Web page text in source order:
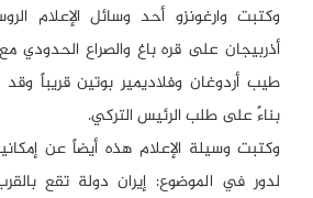
وكتبت وارغونزو أحد وسائل الإعلام
أذربيجان على قره باغ والصراع الحدودي
طيب أردوغان وفلاديمير بوتين قريباً
بناءً على طلب الرئيس التركي.
وكتبت وسيلة الإعلام هذه أيضاً عن
لدور في الموضوع: إيران دولة تقع